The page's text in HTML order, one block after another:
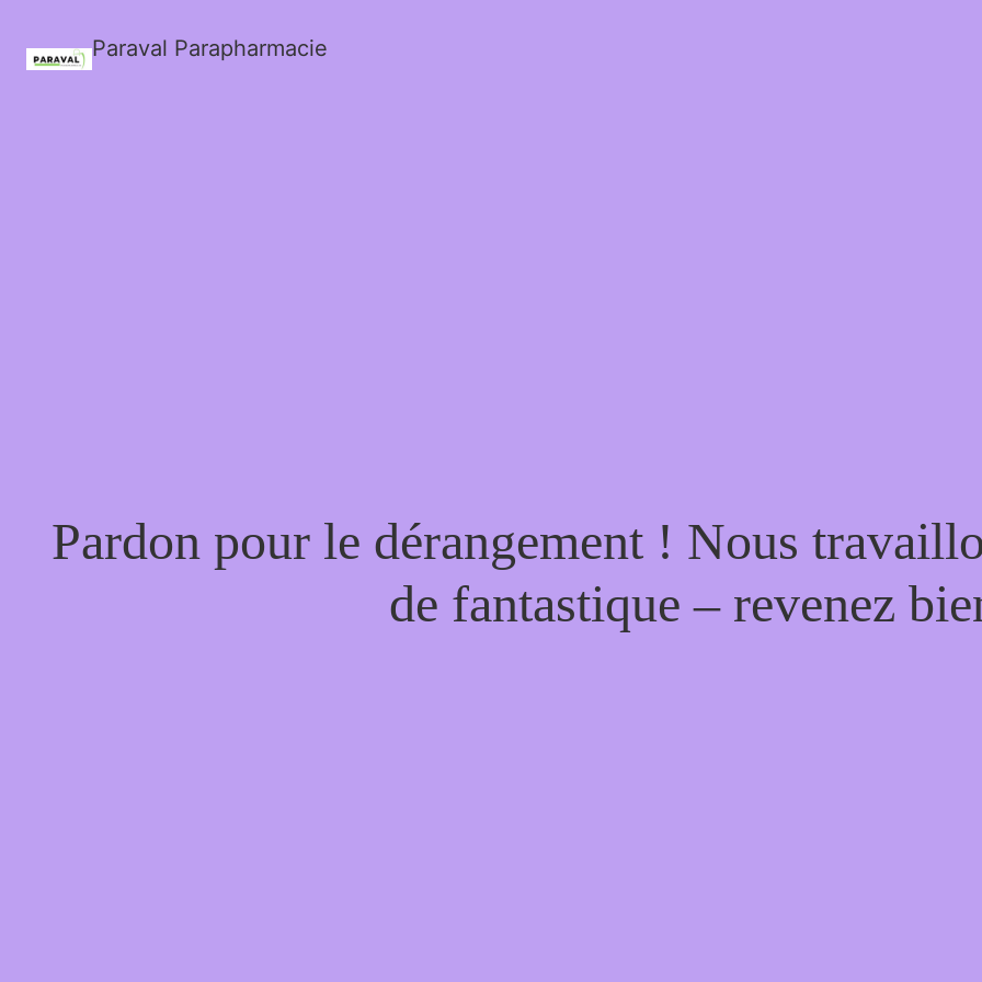
Paraval Parapharmacie
Pardon pour le dérangement ! Nous
de fantastique – revenez